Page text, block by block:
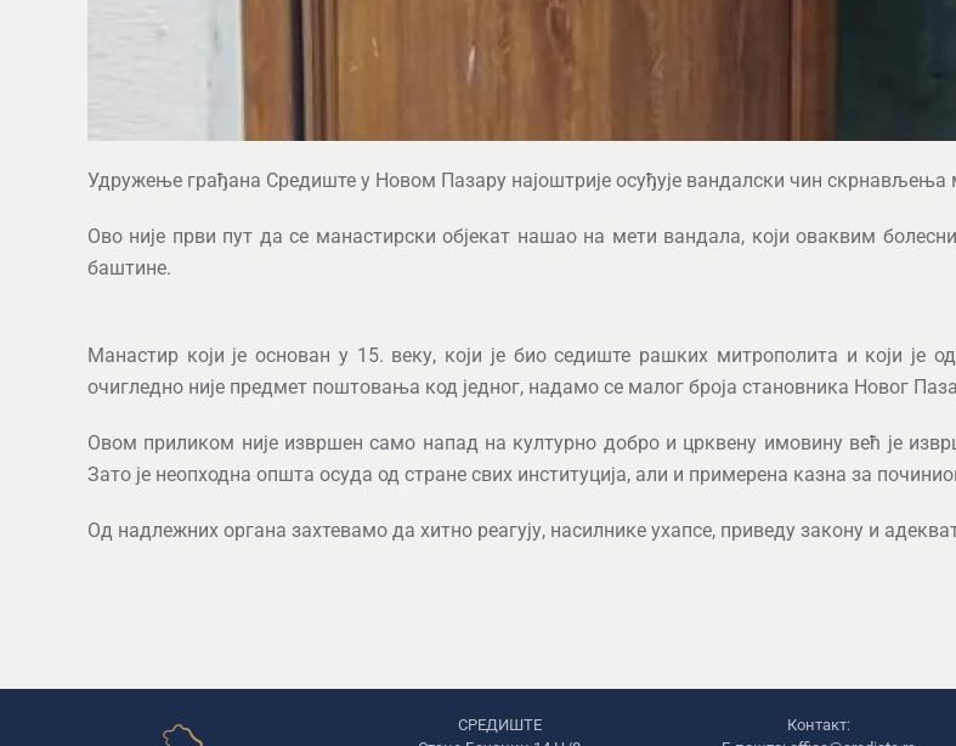
Удружење грађана Средиште у Новом Пазару најоштрије осуђује вандалски чин
Ово није први пут да се манастирски објекат нашао на мети вандала, који оваквим
баштине.
Манастир који је основан у 15. веку, који је био седиште рашких митрополита и који је
очигледно није предмет поштовања код једног, надамо се малог броја становника Новог
Овом приликом није извршен само напад на културно добро и црквену имовину већ је
Зато је неопходна општа осуда од стране свих институција, али и примерена казна за
Од надлежних органа захтевамо да хитно реагују, насилнике ухапсе, приведу закону и
СРЕДИШТЕ
Контакт: